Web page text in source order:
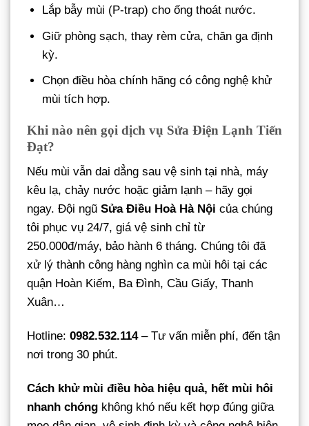
Lắp bẫy mùi (P-trap) cho ống thoát nước.
Giữ phòng sạch, thay rèm cửa, chăn ga định
kỳ.
Chọn điều hòa chính hãng có công nghệ khử
mùi tích hợp.
Khi nào nên gọi dịch vụ Sửa Điện Lạnh Tiến
Đạt?
Nếu mùi vẫn dai dẳng sau vệ sinh tại nhà, máy
kêu lạ, chảy nước hoặc giảm lạnh – hãy gọi
ngay. Đội ngũ Sửa Điều Hoà Hà Nội của chúng
tôi phục vụ 24/7, giá vệ sinh chỉ từ
250.000đ/máy, bảo hành 6 tháng. Chúng tôi đã
xử lý thành công hàng nghìn ca mùi hôi tại các
quận Hoàn Kiếm, Ba Đình, Cầu Giấy, Thanh
Xuân…
Hotline: 0982.532.114– Tư vấn miễn phí, đến tận
nơi trong 30 phút.
Cách khử mùi điều hòa hiệu quả, hết mùi hôi
nhanh chóng không khó nếu kết hợp đúng giữa